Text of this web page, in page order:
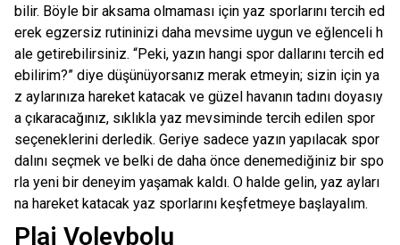
bilir. Böyle bir aksama olmaması için yaz sporlarını tercih ed
erek egzersiz rutininizi daha mevsime uygun ve eğlenceli h
ale getirebilirsiniz. “Peki, yazın hangi spor dallarını tercih ed
ebilirim?” diye düşünüyorsanız merak etmeyin; sizin için ya
z aylarınıza hareket katacak ve güzel havanın tadını doyasıy
a çıkaracağınız, sıklıkla yaz mevsiminde tercih edilen spor
seçeneklerini derledik. Geriye sadece yazın yapılacak spor
dalını seçmek ve belki de daha önce denemediğiniz bir spo
rla yeni bir deneyim yaşamak kaldı. O halde gelin, yaz ayları
na hareket katacak yaz sporlarını keşfetmeye başlayalım.
Plaj Voleybolu